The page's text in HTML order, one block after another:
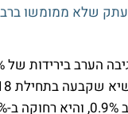
שלא ממומשו